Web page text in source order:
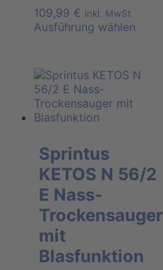
109,99 € inkl. MwSt
Ausführung wählen
Sprintus
KETOS N 56/2
E Nass-
Trockensauger
mit
Blasfunktion